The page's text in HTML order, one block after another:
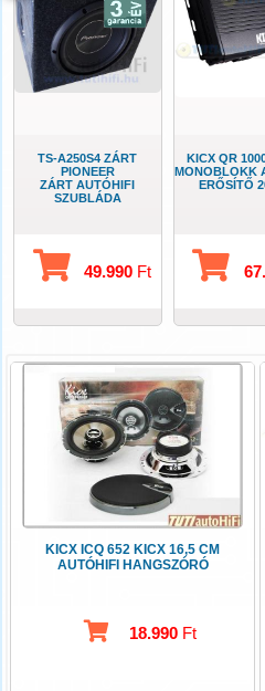
TS-A250S4 ZÁRT
PIONEER
ZÁRT AUTÓHIFI
SZUBLÁDA
49.990 Ft
KICX QR
MONOBLOKK
ERŐSÍTŐ
KICX ICQ 652 KICX 16,5 CM
AUTÓHIFI HANGSZÓRÓ
18.990 Ft